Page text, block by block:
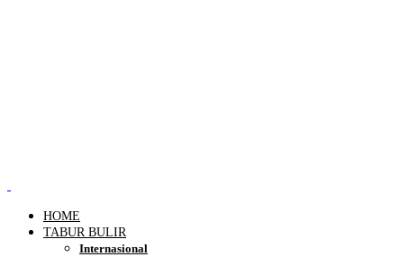
HOME
TABUR BULIR
Internasional